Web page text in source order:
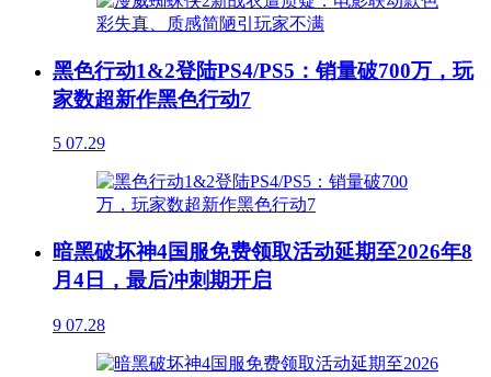
黑色行动1&2登陆PS4/PS5：销量破700万，玩
家数超新作黑色行动7
5 07.29
暗黑破坏神4国服免费领取活动延期至2026年8
月4日，最后冲刺期开启
9 07.28